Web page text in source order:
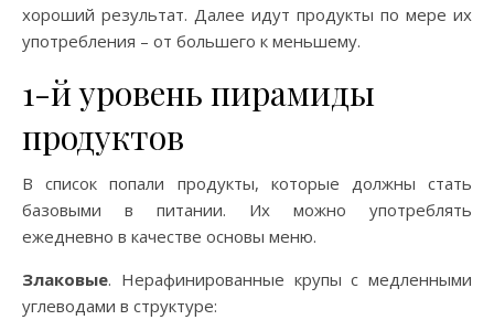
хороший результат. Далее идут продукты по мере их
употребления – от большего к меньшему.
1-й уровень пирамиды
продуктов
В список попали продукты, которые должны стать
базовыми в питании. Их можно употреблять
ежедневно в качестве основы меню.
Злаковые. Нерафинированные крупы с медленными
углеводами в структуре: